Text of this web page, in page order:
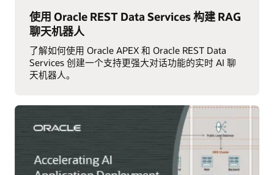
使用 Oracle REST Data Services 构建 RAG
聊天机器人
了解如何使用 Oracle APEX 和 Oracle REST Data
Services 创建一个支持更强大对话功能的实时 AI 聊
天机器人。